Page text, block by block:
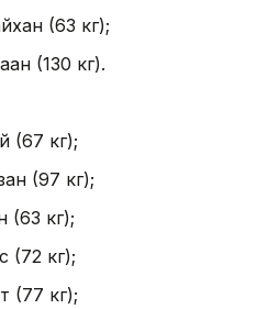
(63 кг);
(130 кг).
(67 кг);
(97 кг);
(63 кг);
(72 кг);
(77 кг);